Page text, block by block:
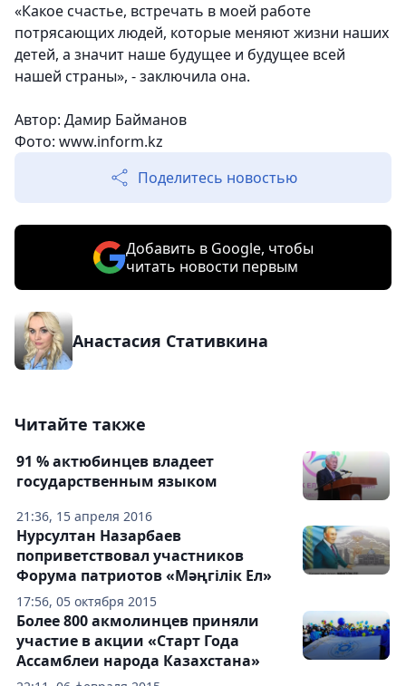
«Какое счастье, встречать в моей работе
потрясающих людей, которые меняют жизни наших
детей, а значит наше будущее и будущее всей
нашей страны», - заключила она.
Автор: Дамир Байманов
Фото: www.inform.kz
Поделитесь новостью
Добавить в Google, чтобы
читать новости первым
Анастасия Стативкина
Читайте также
21:36, 15 апреля 2016
91 % актюбинцев владеет
государственным языком
17:56, 05 октября 2015
Нурсултан Назарбаев
поприветствовал участников
Форума патриотов «Мәңгілік Ел»
Более 800 акмолинцев приняли
участие в акции «Старт Года
Ассамблеи народа Казахстана»